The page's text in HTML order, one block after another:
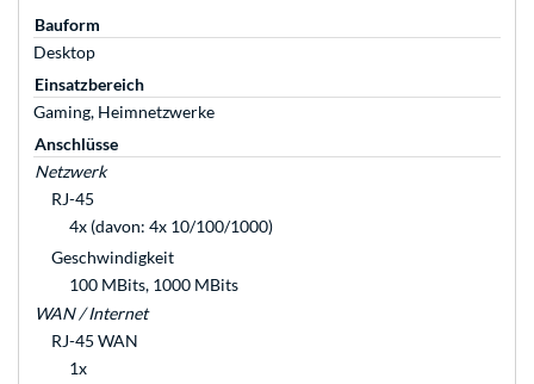
Bauform
Desktop
Einsatzbereich
Gaming, Heimnetzwerke
Anschlüsse
Netzwerk
RJ-45
4x (davon: 4x 10/100/1000)
Geschwindigkeit
100 MBits, 1000 MBits
WAN / Internet
RJ-45 WAN
1x